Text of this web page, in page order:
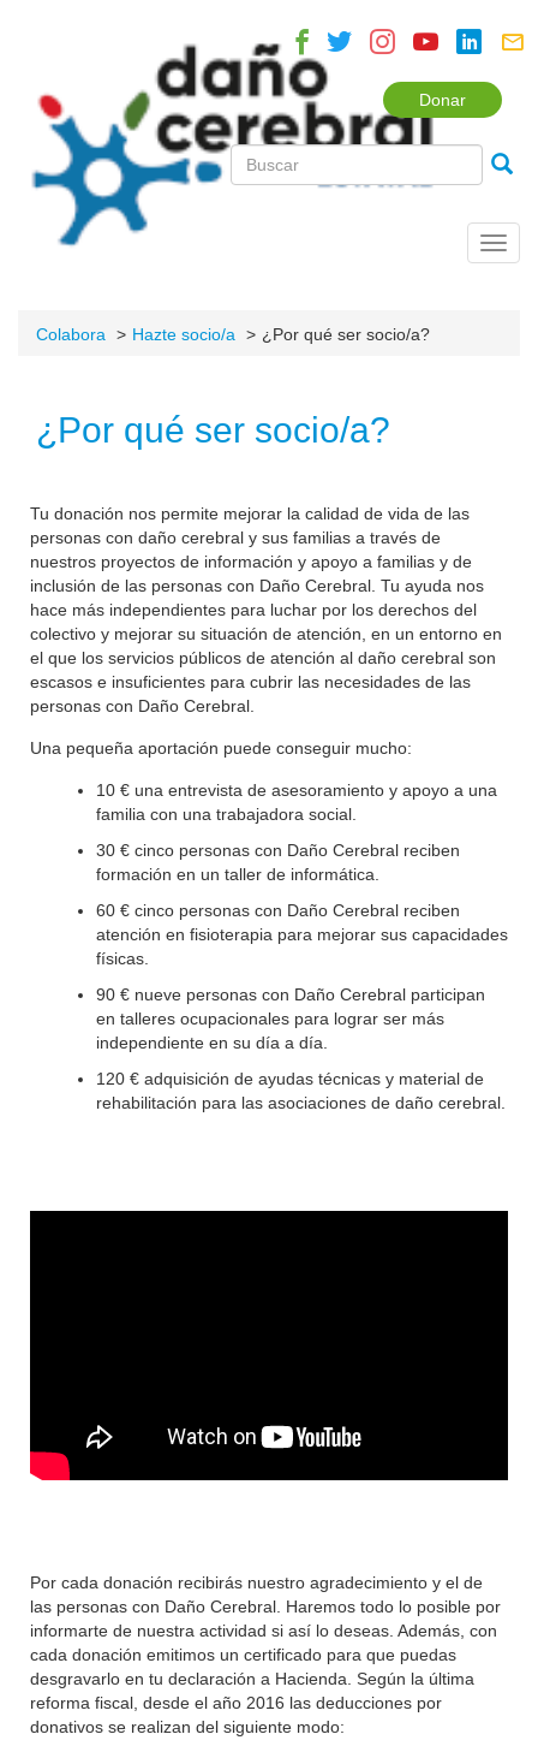
Donar
Colabora Hazte socio/a ¿Por qué ser socio/a?
¿Por qué ser socio/a?
Tu donación nos permite mejorar la calidad de vida de las
personas con daño cerebral y sus familias a través de
nuestros proyectos de información y apoyo a familias y de
inclusión de las personas con Daño Cerebral. Tu ayuda nos
hace más independientes para luchar por los derechos del
colectivo y mejorar su situación de atención, en un entorno en
el que los servicios públicos de atención al daño cerebral son
escasos e insuficientes para cubrir las necesidades de las
personas con Daño Cerebral.
Una pequeña aportación puede conseguir mucho:
10 € una entrevista de asesoramiento y apoyo a una
familia con una trabajadora social.
30 € cinco personas con Daño Cerebral reciben
formación en un taller de informática.
60 € cinco personas con Daño Cerebral reciben
atención en fisioterapia para mejorar sus capacidades
físicas.
90 € nueve personas con Daño Cerebral participan
en talleres ocupacionales para lograr ser más
independiente en su día a día.
120 € adquisición de ayudas técnicas y material de
rehabilitación para las asociaciones de daño cerebral.
Por cada donación recibirás nuestro agradecimiento y el de
las personas con Daño Cerebral. Haremos todo lo posible por
informarte de nuestra actividad si así lo deseas. Además, con
cada donación emitimos un certificado para que puedas
desgravarlo en tu declaración a Hacienda. Según la última
reforma fiscal, desde el año 2016 las deducciones por
donativos se realizan del siguiente modo: